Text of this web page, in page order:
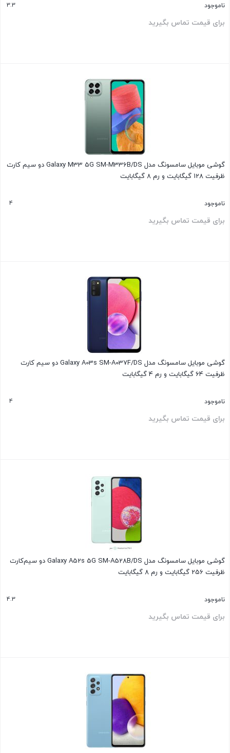
ناموجود 3.3
برای قیمت تماس بگیرید
گوشی موبایل سامسونگ مدل Galaxy M33 5G SM-M336B/DS دو سیم‌ کارت
ظرفیت 128 گیگابایت و رم 8 گیگابایت
ناموجود 4
برای قیمت تماس بگیرید
گوشی موبایل سامسونگ مدل Galaxy A03s SM-A037F/DS دو سیم کارت
ظرفیت 64 گیگابایت و رم 4 گیگابایت
ناموجود 4
برای قیمت تماس بگیرید
گوشی موبایل سامسونگ مدل Galaxy A52s 5G SM-A528B/DS دو سیم‌کارت
ظرفیت 256 گیگابایت و رم 8 گیگابایت
ناموجود 4.3
برای قیمت تماس بگیرید